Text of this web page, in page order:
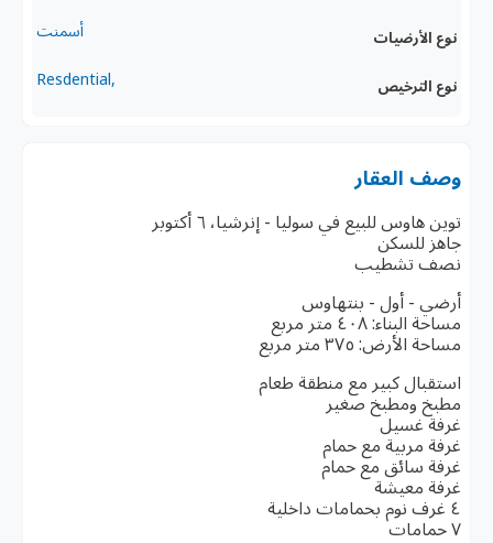
نوع الأرضيات أسمنت
نوع الترخيص ,Resdential
وصف العقار
توين هاوس للبيع في سوليا - إنرشيا، ٦ أكتوبر
جاهز للسكن
نصف تشطيب
أرضي - أول - بنتهاوس
مساحة البناء: ٤٠٨ متر مربع
مساحة الأرض: ٣٧٥ متر مربع
استقبال كبير مع منطقة طعام
مطبخ ومطبخ صغير
غرفة غسيل
غرفة مربية مع حمام
غرفة سائق مع حمام
غرفة معيشة
٤ غرف نوم بحمامات داخلية
٧ حمامات